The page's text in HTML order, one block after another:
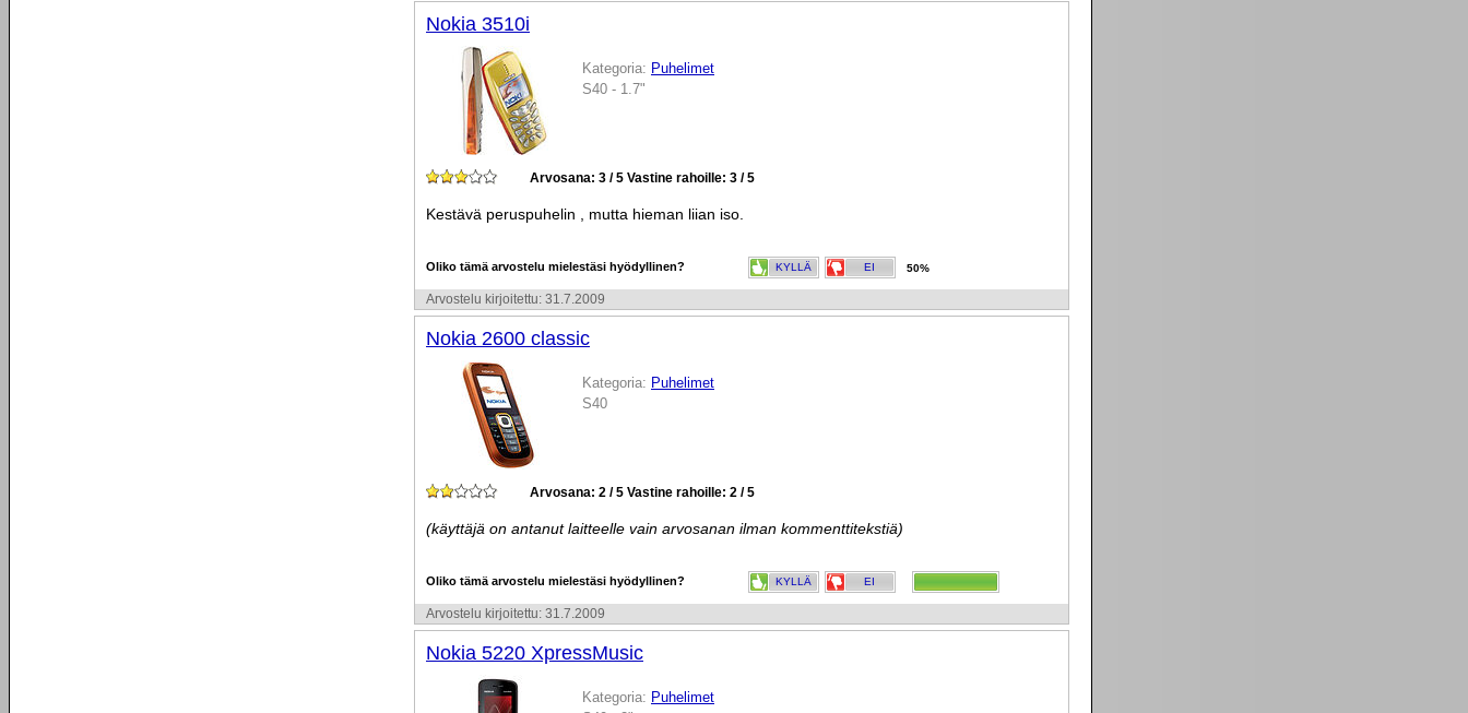
Nokia 3510i
Kategoria: Puhelimet
S40 - 1.7"
Arvosana: 3 / 5 Vastine rahoille: 3 / 5
Kestävä peruspuhelin , mutta hieman liian iso.
Oliko tämä arvostelu mielestäsi hyödyllinen? KYLLÄ EI 50%
Arvostelu kirjoitettu: 31.7.2009
Nokia 2600 classic
Kategoria: Puhelimet
S40
Arvosana: 2 / 5 Vastine rahoille: 2 / 5
(käyttäjä on antanut laitteelle vain arvosanan ilman kommenttitekstiä)
Oliko tämä arvostelu mielestäsi hyödyllinen? KYLLÄ EI
Arvostelu kirjoitettu: 31.7.2009
Nokia 5220 XpressMusic
Kategoria: Puhelimet